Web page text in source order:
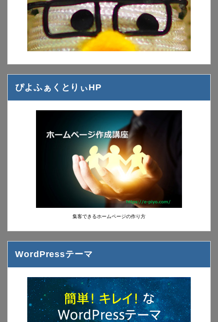
ぴよふぁくとりぃHP
集客できるホームページの作り方
WordPressテーマ